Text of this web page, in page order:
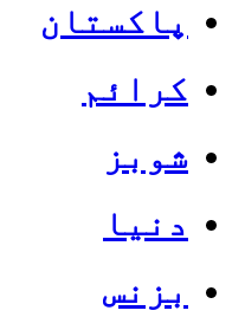
پاکستان
کرائم
شوبز
دنیا
بزنس